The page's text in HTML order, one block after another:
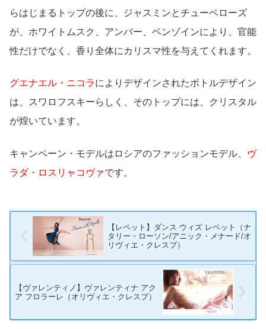
らはじまるトップの後に、ジャスミンとチューベローズ
が、ホワイトムスク、アンバー、ベンゾインにより、官能
性だけでなく、香り全体にカリスマ性を与えてくれます。
グエナエル・ニコラによりデザインされたボトルデザイン
は、スワロフスキーらしく、そのトップには、クリスタル
が煌いています。
キャンペーン・モデルはロシアのファッションモデル、
ヴ
ラダ・ロスリャコヴァです。
【レペット】ダンス ウィズ レペット（ナ
タリー・ローソン/アニック・メナード/オ
リヴィエ・クレスプ）
【ヴァレンティノ】ヴァレンティナ アク
ア フロラーレ（オリヴィエ・クレスプ）